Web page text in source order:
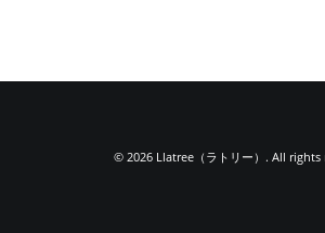
© 2026 Llatree（ラトリー）. All rights